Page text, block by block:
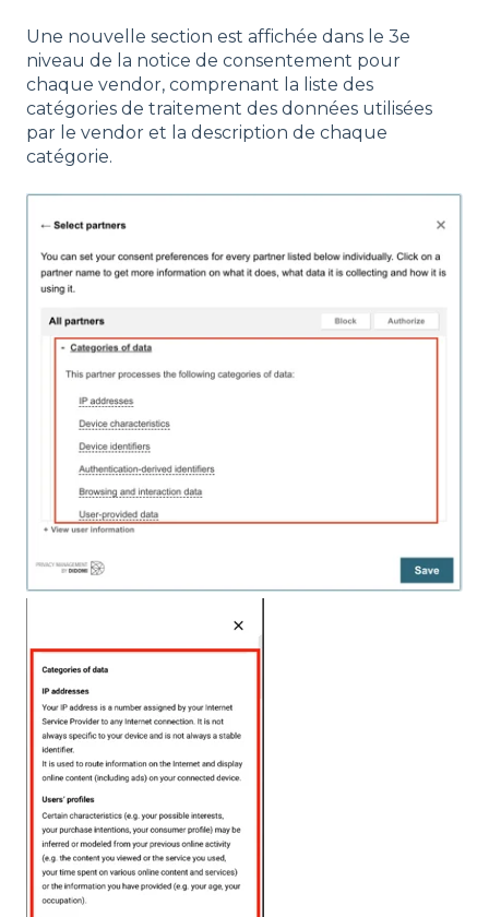
Une nouvelle section est affichée dans le 3e
niveau de la notice de consentement pour
chaque vendor, comprenant la liste des
catégories de traitement des données utilisées
par le vendor et la description de chaque
catégorie.